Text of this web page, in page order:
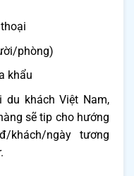
phòng)
khẩu
khách Việt Nam,
sẽ tip cho hướng
ngày tương